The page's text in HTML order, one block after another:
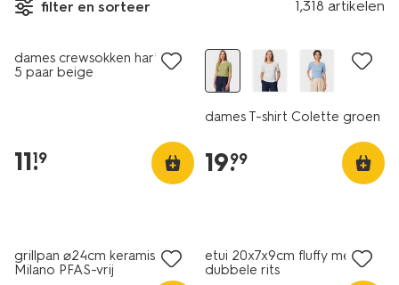
filter en sorteer 1,318 artikelen
nieuw
dames crewsokken hartjes -
5 paar beige
11.
19
dames T-shirt Colette groen
19.
99
grillpan ⌀24cm keramisch
Milano PFAS-vrij
etui 20x7x9cm fluffy met
dubbele rits